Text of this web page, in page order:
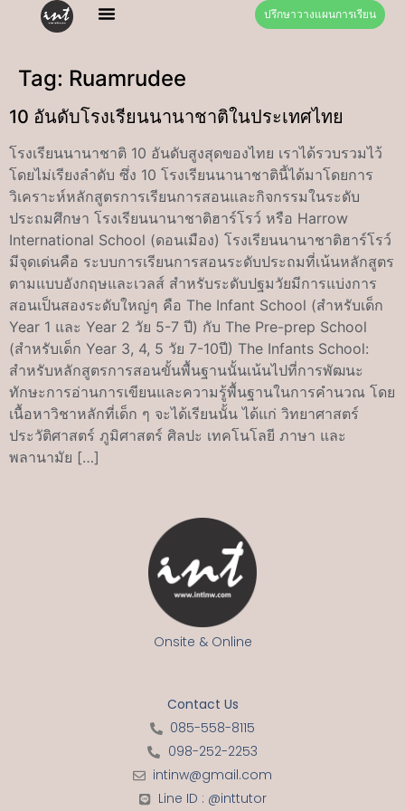
ปรึกษาวางแผนการเรียน
Tag: Ruamrudee
10 อันดับโรงเรียนนานาชาติในประเทศไทย
โรงเรียนนานาชาติ 10 อันดับสูงสุดของไทย เราได้รวบรวมไว้
โดยไม่เรียงลำดับ ซึ่ง 10 โรงเรียนนานาชาตินี้ได้มาโดยการ
วิเคราะห์หลักสูตรการเรียนการสอนและกิจกรรมในระดับ
ประถมศึกษา โรงเรียนนานาชาติฮาร์โรว์ หรือ Harrow
International School (ดอนเมือง) โรงเรียนนานาชาติฮาร์โรว์
มีจุดเด่นคือ ระบบการเรียนการสอนระดับประถมที่เน้นหลักสูตร
ตามแบบอังกฤษและเวลส์ สำหรับระดับปฐมวัยมีการแบ่งการ
สอนเป็นสองระดับใหญ่ๆ คือ The Infant School (สำหรับเด็ก
Year 1 และ Year 2 วัย 5-7 ปี) กับ The Pre-prep School
(สำหรับเด็ก Year 3, 4, 5 วัย 7-10ปี) The Infants School:
สำหรับหลักสูตรการสอนขั้นพื้นฐานนั้นเน้นไปที่การพัฒนะ
ทักษะการอ่านการเขียนและความรู้พื้นฐานในการคำนวณ โดย
เนื้อหาวิชาหลักที่เด็ก ๆ จะได้เรียนนั้น ได้แก่ วิทยาศาสตร์
ประวัติศาสตร์ ภูมิศาสตร์ ศิลปะ เทคโนโลยี ภาษา และ
พลานามัย […]
Onsite & Online
Contact Us
085-558-8115
098-252-2253
intinw@gmail.com
Line ID : @inttutor